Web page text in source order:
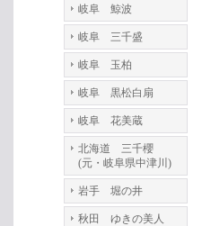
岐阜 鯨波
岐阜 三千盛
岐阜 玉柏
岐阜 黒松白扇
岐阜 花美蔵
北海道 三千櫻
(元・岐阜県中津川)
岩手 堀の井
秋田 ゆきの美人